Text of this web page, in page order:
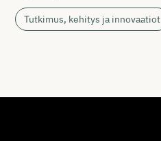
Tutkimus, kehitys ja innovaatiot